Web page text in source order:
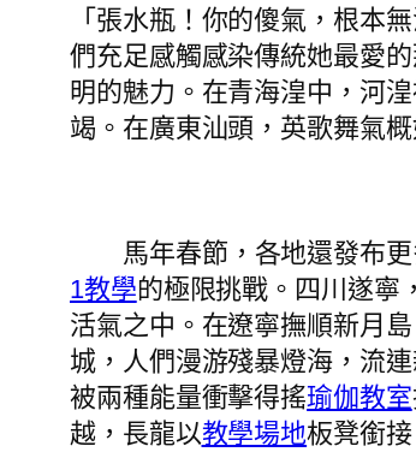
「張水瓶！你的傻氣，根本
們充足感觸感染傳統她最愛
明的魅力。在青海湟中，河
竭。在廣東汕頭，英歌舞氣
馬年春節，各地還發布
1教學的極限挑戰。四川遂寧
活氣之中。在遼寧撫順新月
城，人們漫游殘暴燈海，流
被兩種能量衝擊得搖瑜伽教室
越，長龍以教學場地板凳銜